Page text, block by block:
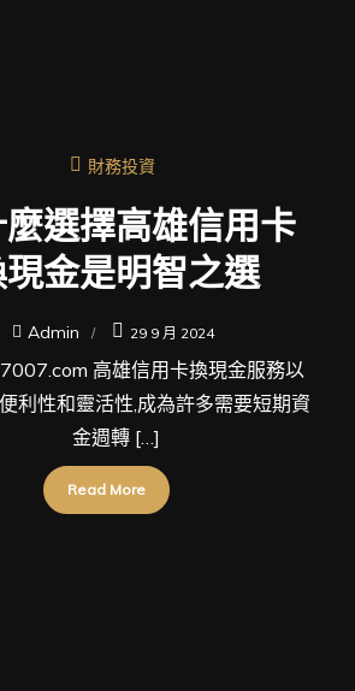
財務投資
選擇高雄信用卡
金是明智之選
Admin 29 9 月 2024
高雄信用卡換現金服務以
利性和靈活性,成為許多需要短期資
金週轉 […]
Read More